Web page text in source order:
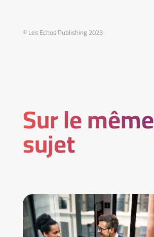
© Les Echos Publishing 2023
Sur le même
sujet